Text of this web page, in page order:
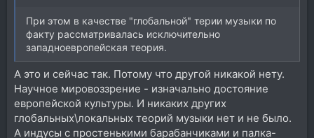
При этом в качестве "глобальной" терии музыки по
факту рассматривалась исключительно
западноевропейская теория.
А это и сейчас так. Потому что другой никакой нету.
Научное мировоззрение - изначально достояние
европейской культуры. И никаких других
глобальных\локальных теорий музыки нет и не было.
А индусы с простенькими барабанчиками и палка-